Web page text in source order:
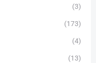
(3)
(173)
(4)
(13)